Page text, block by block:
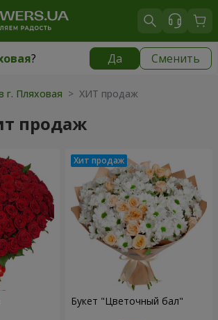
? Да Сменить
|
г. Пляховая > ХИТ продаж
продаж
Букет "Цветочный бал"